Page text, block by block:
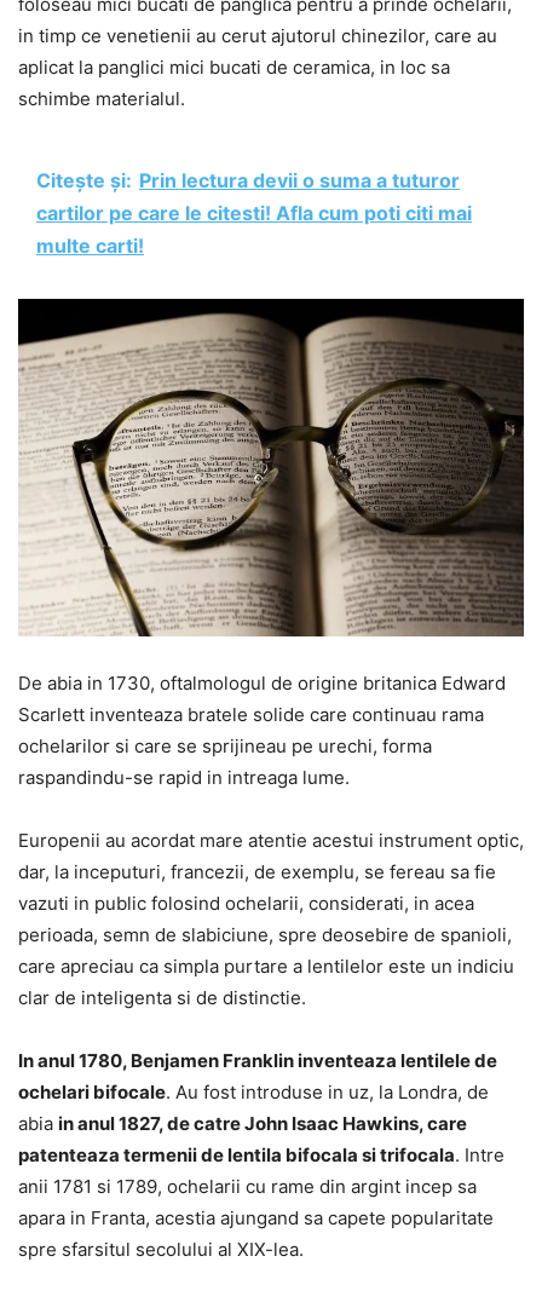
in timp ce venetienii au cerut ajutorul chinezilor, care au
aplicat la panglici mici bucati de ceramica, in loc sa
schimbe materialul.
Citește și: Prin lectura devii o suma a tuturor
cartilor pe care le citesti! Afla cum poti citi mai
multe carti!
De abia in 1730, oftalmologul de origine britanica Edward
Scarlett inventeaza bratele solide care continuau rama
ochelarilor si care se sprijineau pe urechi, forma
raspandindu-se rapid in intreaga lume.
Europenii au acordat mare atentie acestui instrument optic,
dar, la inceputuri, francezii, de exemplu, se fereau sa fie
vazuti in public folosind ochelarii, considerati, in acea
perioada, semn de slabiciune, spre deosebire de spanioli,
care apreciau ca simpla purtare a lentilelor este un indiciu
clar de inteligenta si de distinctie.
In anul 1780, Benjamen Franklin inventeaza lentilele de
ochelari bifocale. Au fost introduse in uz, la Londra, de
abia in anul 1827, de catre John Isaac Hawkins, care
patenteaza termenii de lentila bifocala si trifocala. Intre
anii 1781 si 1789, ochelarii cu rame din argint incep sa
apara in Franta, acestia ajungand sa capete popularitate
spre sfarsitul secolului al XIX-lea.